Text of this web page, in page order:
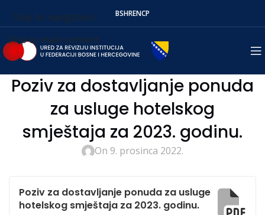
Skip to navigation
Skip to main content
BSHRENСР
Poziv za dostavljanje ponuda
za usluge hotelskog
smještaja za 2023. godinu.
On 9. prosinca 2022.
Poziv za dostavljanje ponuda za usluge
hotelskog smještaja za 2023. godinu.